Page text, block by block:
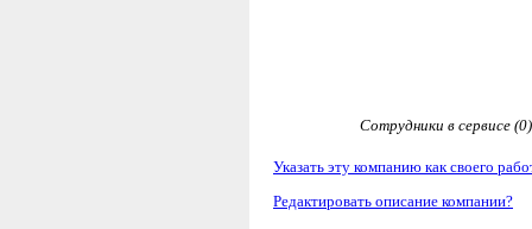
Сотрудники в сервисе (0)
Указать эту компанию как своего
Редактировать описание компании?